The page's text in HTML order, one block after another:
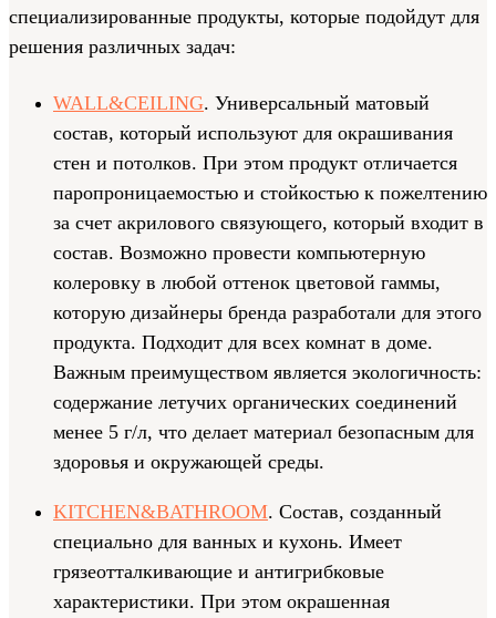
специализированные продукты, которые подойдут для
решения различных задач:
WALL&CEILING. Универсальный матовый
состав, который используют для окрашивания
стен и потолков. При этом продукт отличается
паропроницаемостью и стойкостью к пожелтению
за счет акрилового связующего, который входит в
состав. Возможно провести компьютерную
колеровку в любой оттенок цветовой гаммы,
которую дизайнеры бренда разработали для этого
продукта. Подходит для всех комнат в доме.
Важным преимуществом является экологичность:
содержание летучих органических соединений
менее 5 г/л, что делает материал безопасным для
здоровья и окружающей среды.
KITCHEN&BATHROOM. Состав, созданный
специально для ванных и кухонь. Имеет
грязеотталкивающие и антигрибковые
характеристики. При этом окрашенная